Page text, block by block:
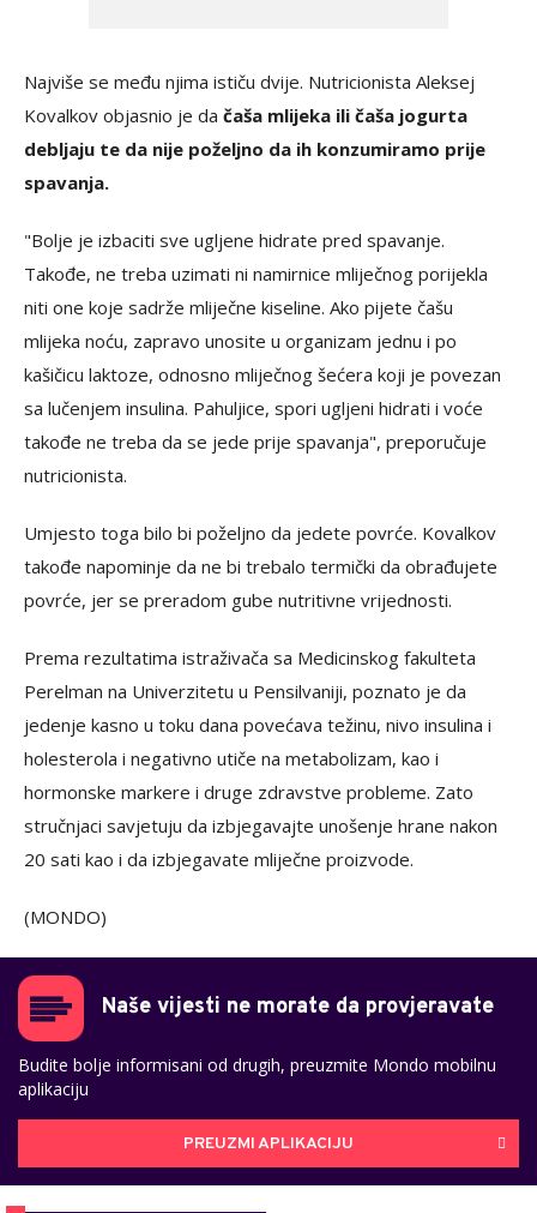
Najviše se među njima ističu dvije. Nutricionista Aleksej
Kovalkov objasnio je da čaša mlijeka ili čaša jogurta
debljaju te da nije poželjno da ih konzumiramo prije
spavanja.
"Bolje je izbaciti sve ugljene hidrate pred spavanje.
Takođe, ne treba uzimati ni namirnice mliječnog porijekla
niti one koje sadrže mliječne kiseline. Ako pijete čašu
mlijeka noću, zapravo unosite u organizam jednu i po
kašičicu laktoze, odnosno mliječnog šećera koji je povezan
sa lučenjem insulina. Pahuljice, spori ugljeni hidrati i voće
takođe ne treba da se jede prije spavanja", preporučuje
nutricionista.
Umjesto toga bilo bi poželjno da jedete povrće. Kovalkov
takođe napominje da ne bi trebalo termički da obrađujete
povrće, jer se preradom gube nutritivne vrijednosti.
Prema rezultatima istraživača sa Medicinskog fakulteta
Perelman na Univerzitetu u Pensilvaniji, poznato je da
jedenje kasno u toku dana povećava težinu, nivo insulina i
holesterola i negativno utiče na metabolizam, kao i
hormonske markere i druge zdravstve probleme. Zato
stručnjaci savjetuju da izbjegavajte unošenje hrane nakon
20 sati kao i da izbjegavate mliječne proizvode.
(MONDO)
Naše vijesti ne morate da provjeravate
Budite bolje informisani od drugih, preuzmite Mondo mobilnu
aplikaciju
PREUZMI APLIKACIJU